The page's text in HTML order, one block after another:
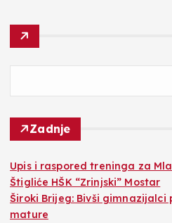
Zadnje
​Upis i raspored treninga za
Štigliće HŠK “Zrinjski” Mostar
Široki Brijeg: Bivši gimnazijalci
mature